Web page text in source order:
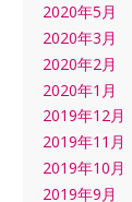
2020年5月
2020年3月
2020年2月
2020年1月
2019年12月
2019年11月
2019年10月
2019年9月